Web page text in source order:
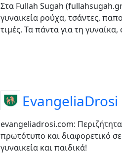
Στα Fullah Sugah
γυναικεία ρούχα, τσάντες,
τιμές. Τα πάντα για τη
EvangeliaDrosi
evangeliadrosi.com: Περιζήτητα
πρωτότυπο και διαφορετικό
γυναικεία και παιδικά!